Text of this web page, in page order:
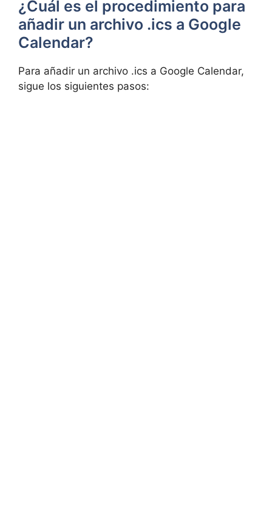
¿Cuál es el procedimiento para
añadir un archivo .ics a Google
Calendar?
Para añadir un archivo .ics a Google Calendar,
sigue los siguientes pasos: